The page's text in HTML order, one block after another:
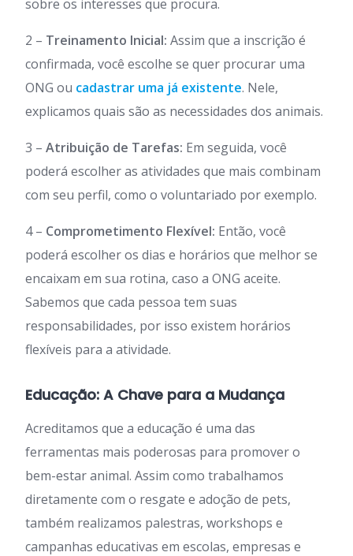
sobre os interesses que procura.
2 – Treinamento Inicial: Assim que a inscrição é
confirmada, você escolhe se quer procurar uma
ONG ou cadastrar uma já existente. Nele,
explicamos quais são as necessidades dos animais.
3 – Atribuição de Tarefas: Em seguida, você
poderá escolher as atividades que mais combinam
com seu perfil, como o voluntariado por exemplo.
4 – Comprometimento Flexível: Então, você
poderá escolher os dias e horários que melhor se
encaixam em sua rotina, caso a ONG aceite.
Sabemos que cada pessoa tem suas
responsabilidades, por isso existem horários
flexíveis para a atividade.
Educação: A Chave para a Mudança
Acreditamos que a educação é uma das
ferramentas mais poderosas para promover o
bem-estar animal. Assim como trabalhamos
diretamente com o resgate e adoção de pets,
também realizamos palestras, workshops e
campanhas educativas em escolas, empresas e